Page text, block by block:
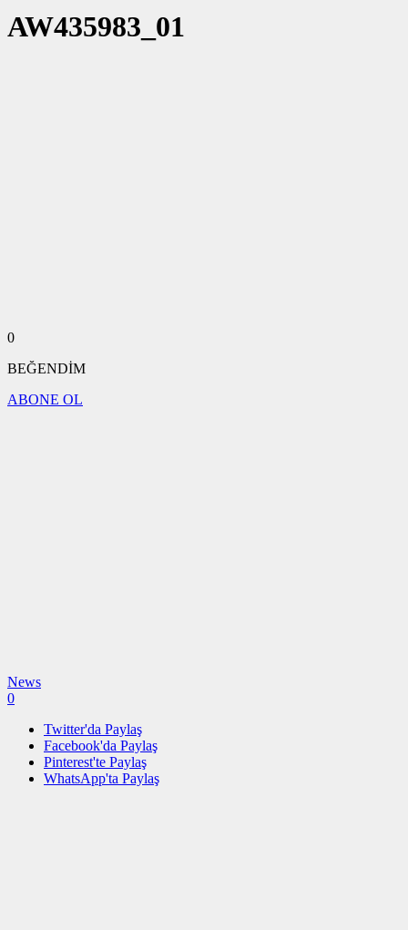
AW435983_01
0
BEĞENDİM
ABONE OL
News
0
Twitter'da Paylaş
Facebook'da Paylaş
Pinterest'te Paylaş
WhatsApp'ta Paylaş